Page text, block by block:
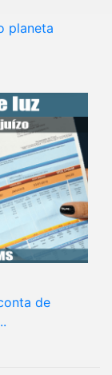
planeta
de